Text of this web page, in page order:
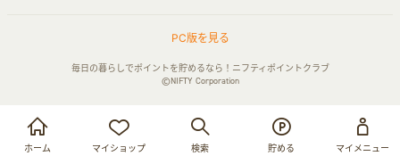
お買い物・サービス利用で貯める
ログイン
ホーム マイショップ 検索 貯める マイメニュー
PC版を見る
毎日の暮らしでポイントを貯めるなら！ニフティポイントクラブ
©NIFTY Corporation